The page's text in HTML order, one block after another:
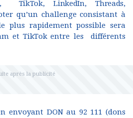
TikTok,LinkedIn,Threads,
qu’un challenge consistant à
plus rapidement possible sera
etTikTokentre les différents
envoyant DON au 92 111 (dons